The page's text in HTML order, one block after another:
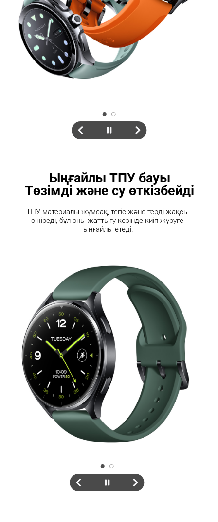
Ыңғайлы ТПУ бауы
Төзімді және су өткізбейді
ТПУ материалы жұмсақ, тегіс және терді жақсы
сіңіреді, бұл оны жаттығу кезінде киіп жүруге
ыңғайлы етеді.